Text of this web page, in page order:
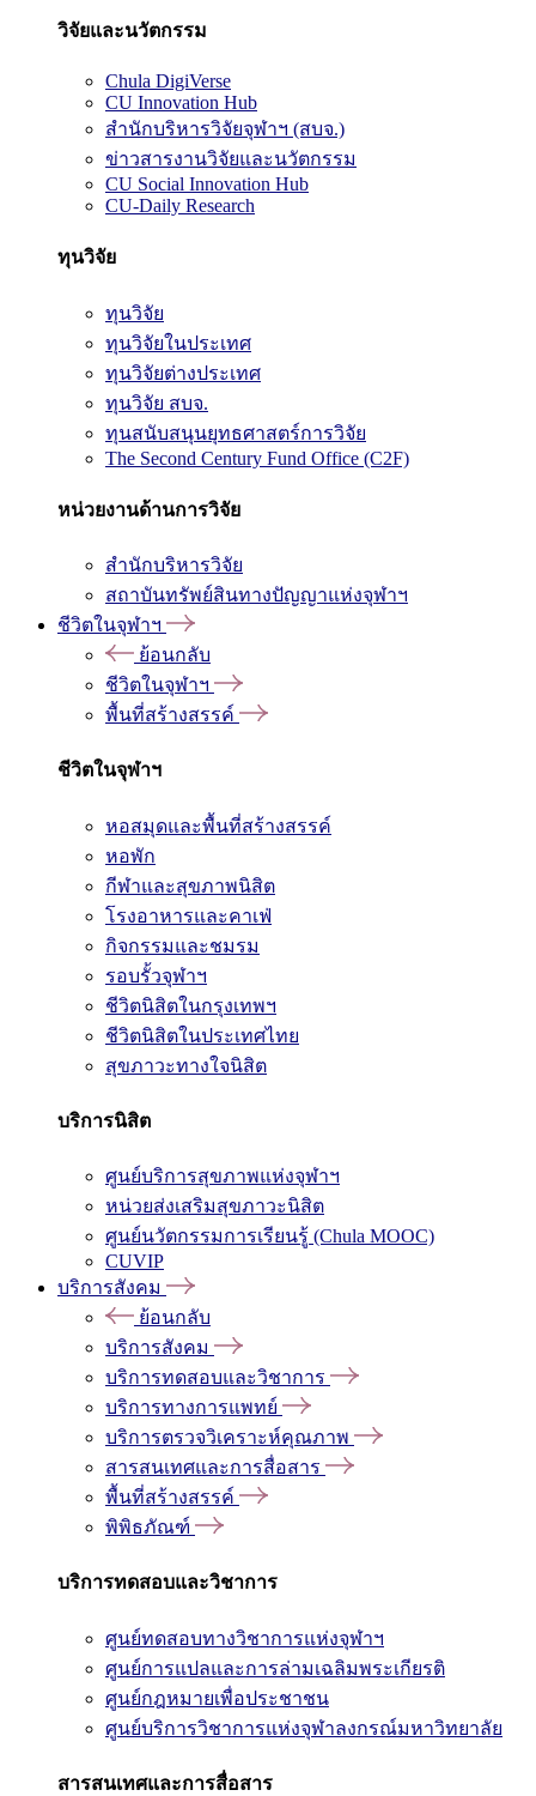
วิจัยและนวัตกรรม
Chula DigiVerse
CU Innovation Hub
สำนักบริหารวิจัยจุฬาฯ (สบจ.)
ข่าวสารงานวิจัยและนวัตกรรม
CU Social Innovation Hub
CU-Daily Research
ทุนวิจัย
ทุนวิจัย
ทุนวิจัยในประเทศ
ทุนวิจัยต่างประเทศ
ทุนวิจัย สบจ.
ทุนสนับสนุนยุทธศาสตร์การวิจัย
The Second Century Fund Office (C2F)
หน่วยงานด้านการวิจัย
สำนักบริหารวิจัย
สถาบันทรัพย์สินทางปัญญาแห่งจุฬาฯ
ชีวิตในจุฬาฯ
ย้อนกลับ
ชีวิตในจุฬาฯ
พื้นที่สร้างสรรค์
ชีวิตในจุฬาฯ
หอสมุดและพื้นที่สร้างสรรค์
หอพัก
กีฬาและสุขภาพนิสิต
โรงอาหารและคาเฟ่
กิจกรรมและชมรม
รอบรั้วจุฬาฯ
ชีวิตนิสิตในกรุงเทพฯ
ชีวิตนิสิตในประเทศไทย
สุขภาวะทางใจนิสิต
บริการนิสิต
ศูนย์บริการสุขภาพแห่งจุฬาฯ
หน่วยส่งเสริมสุขภาวะนิสิต
ศูนย์นวัตกรรมการเรียนรู้ (Chula MOOC)
CUVIP
บริการสังคม
ย้อนกลับ
บริการสังคม
บริการทดสอบและวิชาการ
บริการทางการแพทย์
บริการตรวจวิเคราะห์คุณภาพ
สารสนเทศและการสื่อสาร
พื้นที่สร้างสรรค์
พิพิธภัณฑ์
บริการทดสอบและวิชาการ
ศูนย์ทดสอบทางวิชาการแห่งจุฬาฯ
ศูนย์การแปลและการล่ามเฉลิมพระเกียรติ
ศูนย์กฎหมายเพื่อประชาชน
ศูนย์บริการวิชาการแห่งจุฬาลงกรณ์มหาวิทยาลัย
สารสนเทศและการสื่อสาร